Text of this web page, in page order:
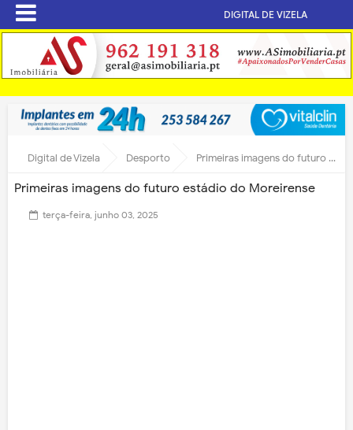
DIGITAL DE VIZELA
Digital de Vizela Desporto Primeiras imagens do futuro estádio do Moreirense
Primeiras imagens do futuro estádio do Moreirense
terça-feira, junho 03, 2025